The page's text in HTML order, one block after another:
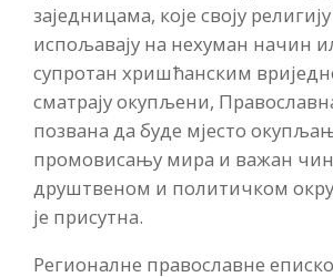
заједницама, које своју
испољавају на нехуман начин
супротан хришћанским
сматрају окупљени,
позвана да буде мјесто
промовисању мира и важан
друштвеном и политичком
је присутна.
Регионалне православне